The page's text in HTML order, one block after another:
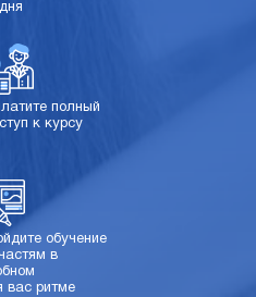
полный
к курсу
обучение
в
вас ритме